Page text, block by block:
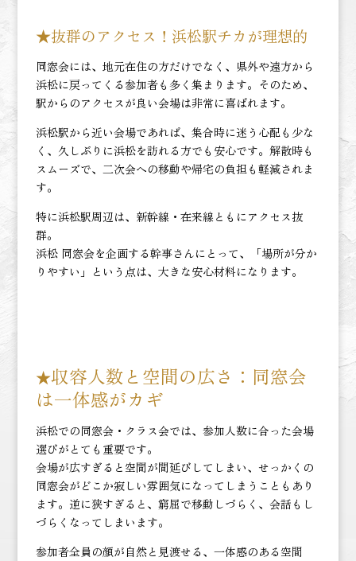
★抜群のアクセス！浜松駅チカが理想的
同窓会には、地元在住の方だけでなく、県外や遠方から
浜松に戻ってくる参加者も多く集まります。そのため、
駅からのアクセスが良い会場は非常に喜ばれます。
浜松駅から近い会場であれば、集合時に迷う心配も少な
く、久しぶりに浜松を訪れる方でも安心です。解散時も
スムーズで、二次会への移動や帰宅の負担も軽減されま
す。
特に浜松駅周辺は、新幹線・在来線ともにアクセス抜
群。
浜松 同窓会を企画する幹事さんにとって、「場所が分か
りやすい」という点は、大きな安心材料になります。
★収容人数と空間の広さ： 同窓会
は一体感がカギ
浜松での同窓会・クラス会では、参加人数に合った会場
選びがとても重要です。
会場が広すぎると空間が間延びしてしまい、せっかくの
同窓会がどこか寂しい雰囲気になってしまうこともあり
ます。逆に狭すぎると、窮屈で移動しづらく、会話もし
づらくなってしまいます。
参加者全員の顔が自然と見渡せる、一体感のある空間